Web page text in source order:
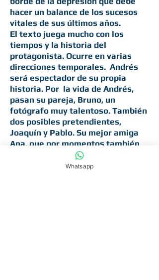
hacer un balance de los sucesos
vitales de sus últimos años.
El texto juega mucho con los
tiempos y la historia del
protagonista. Ocurre en varias
direcciones temporales. Andrés
será espectador de su propia
historia. Por la vida de Andrés,
pasan su pareja, Bruno, un
fotógrafo muy talentoso. También
dos posibles pretendientes,
Joaquín y Pablo. Su mejor amiga
Ana, que por momentos también
siente las voces de la conciencia
de Andrés. Y Silvia, una madre,
Whatsapp